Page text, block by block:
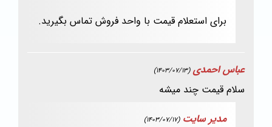
برای استعلام قیمت با واحد فروش تماس بگیرید.
عباس احمدی (1403/07/13)
سلام قیمت چند میشه
مدیر سایت (1403/07/17)